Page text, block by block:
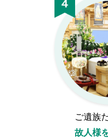
ご遺族
故人様